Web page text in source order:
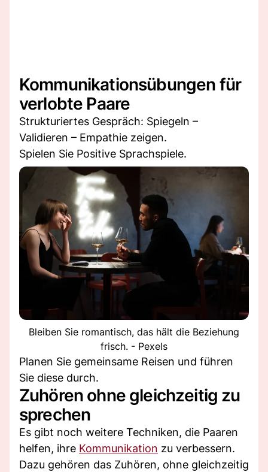
Kommunikationsübungen für
verlobte Paare
Strukturiertes Gespräch: Spiegeln –
Validieren – Empathie zeigen.
Spielen Sie Positive Sprachspiele.
Bleiben Sie romantisch, das hält die Beziehung
frisch. - Pexels
Planen Sie gemeinsame Reisen und führen
Sie diese durch.
Zuhören ohne gleichzeitig zu
sprechen
Es gibt noch weitere Techniken, die Paaren
helfen, ihre Kommunikation zu verbessern.
Dazu gehören das Zuhören, ohne gleichzeitig